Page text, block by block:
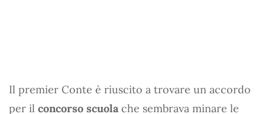
Il premier Conte è riuscito a trovare un accordo
per il concorso scuola che sembrava minare le